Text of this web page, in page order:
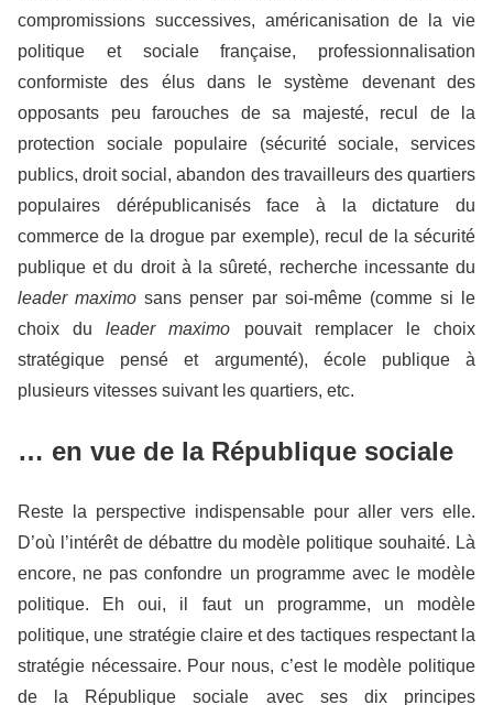
compromissions successives, américanisation de la vie
politique et sociale française, professionnalisation
conformiste des élus dans le système devenant des
opposants peu farouches de sa majesté, recul de la
protection sociale populaire (sécurité sociale, services
publics, droit social, abandon des travailleurs des quartiers
populaires dérépublicanisés face à la dictature du
commerce de la drogue par exemple), recul de la sécurité
publique et du droit à la sûreté, recherche incessante du
leader maximo sans penser par soi-même (comme si le
choix duleader maximo pouvait remplacer le choix
stratégique pensé et argumenté), école publique à
plusieurs vitesses suivant les quartiers, etc.
… en vue de la République sociale
Reste la perspective indispensable pour aller vers elle.
D’où l’intérêt de débattre du modèle politique souhaité. Là
encore, ne pas confondre un programme avec le modèle
politique. Eh oui, il faut un programme, un modèle
politique, une stratégie claire et des tactiques respectant la
stratégie nécessaire. Pour nous, c’est le modèle politique
de la République sociale avec ses dix principes